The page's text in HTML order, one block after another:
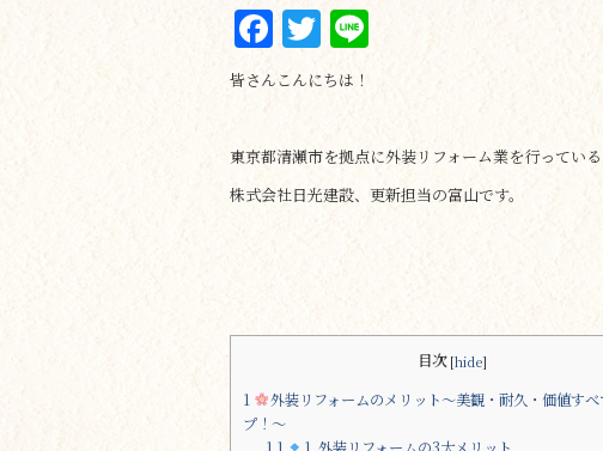
F
a
e
b
o
T
w
it
te
r
皆さんこんにちは！
東京都清瀬市を拠点に外装リフォーム業を行っている
株式会社日光建設、更新担当の富山です。
目次 [hide]
1
外装リフォームのメリット～美観・耐久・価値すべ
プ！～